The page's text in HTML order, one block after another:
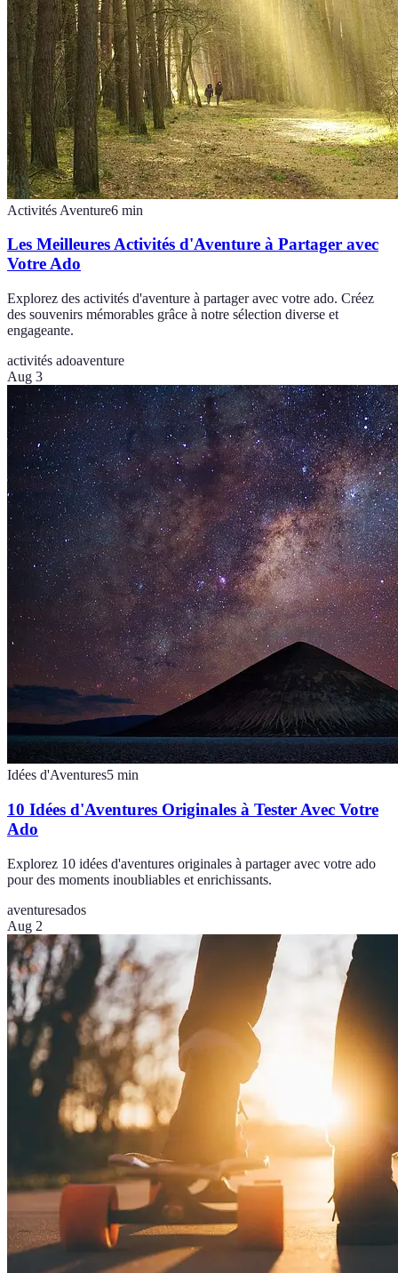
Activités Aventure6 min
Les Meilleures Activités d'Aventure à Partager avec
Votre Ado
Explorez des activités d'aventure à partager avec votre ado. Créez
des souvenirs mémorables grâce à notre sélection diverse et
engageante.
activités adoaventure
Aug 3
Idées d'Aventures5 min
10 Idées d'Aventures Originales à Tester Avec Votre
Ado
Explorez 10 idées d'aventures originales à partager avec votre ado
pour des moments inoubliables et enrichissants.
aventuresados
Aug 2